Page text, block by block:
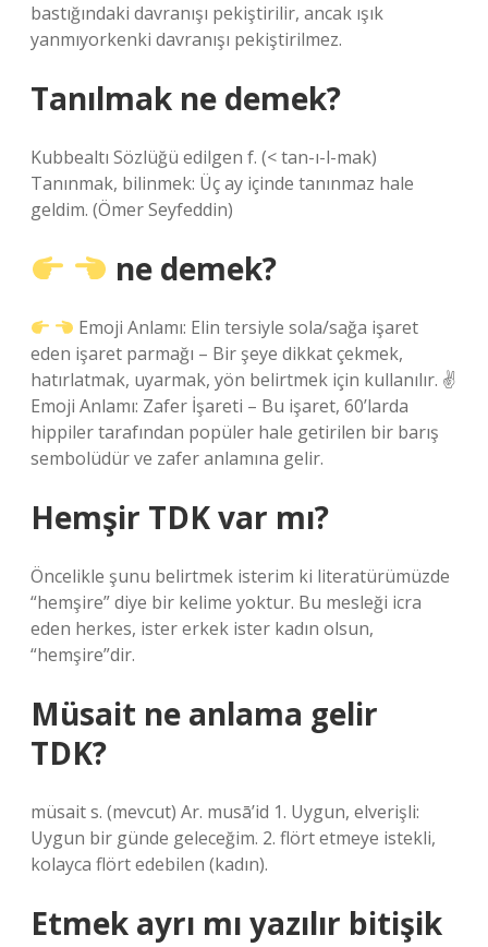
bastığındaki davranışı pekiştirilir, ancak ışık
yanmıyorkenki davranışı pekiştirilmez.
Tanılmak ne demek?
Kubbealtı Sözlüğü edilgen f. (< tan-ı-l-mak)
Tanınmak, bilinmek: Üç ay içinde tanınmaz hale
geldim. (Ömer Seyfeddin)
ne demek?
Emoji Anlamı: Elin tersiyle sola/sağa işaret
eden işaret parmağı – Bir şeye dikkat çekmek,
hatırlatmak, uyarmak, yön belirtmek için kullanılır. ✌
Emoji Anlamı: Zafer İşareti – Bu işaret, 60’larda
hippiler tarafından popüler hale getirilen bir barış
sembolüdür ve zafer anlamına gelir.
Hemşir TDK var mı?
Öncelikle şunu belirtmek isterim ki literatürümüzde
“hemşire” diye bir kelime yoktur. Bu mesleği icra
eden herkes, ister erkek ister kadın olsun,
“hemşire”dir.
Müsait ne anlama gelir
TDK?
müsait s. (mevcut) Ar. musā’id 1. Uygun, elverişli:
Uygun bir günde geleceğim. 2. flört etmeye istekli,
kolayca flört edebilen (kadın).
Etmek ayrı mı yazılır bitişik